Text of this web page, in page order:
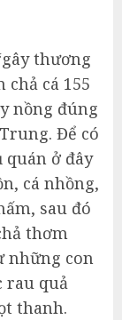
thương
chả cá 155
nồng đúng
Để có
quán ở đây
cá nhồng,
sau đó
thơm
những con
rau quả
thanh.